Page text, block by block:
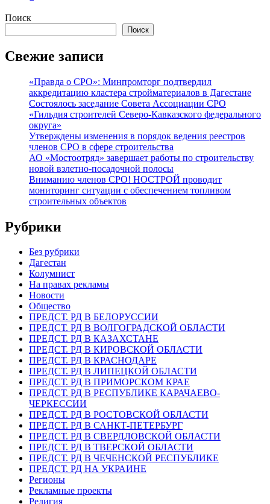
Поиск
Поиск
Свежие записи
«Правда о СРО»: Минпромторг подтвердил
аккредитацию кластера стройматериалов в Дагестане
Состоялось заседание Совета Ассоциации СРО
«Гильдия строителей Северо-Кавказского федерального
округа»
Утверждены изменения в порядок ведения реестров
членов СРО в сфере строительства
АО «Мостоотряд» завершает работы по строительству
новой взлетно-посадочной полосы
Вниманию членов СРО! НОСТРОЙ проводит
мониторинг ситуации с обеспечением топливом
строительных объектов
Рубрики
Без рубрики
Дагестан
Колумнист
На правах рекламы
Новости
Общество
ПРЕДСТ. РД В БЕЛОРУССИИ
ПРЕДСТ. РД В ВОЛГОГРАДСКОЙ ОБЛАСТИ
ПРЕДСТ. РД В КАЗАХСТАНЕ
ПРЕДСТ. РД В КИРОВСКОЙ ОБЛАСТИ
ПРЕДСТ. РД В КРАСНОДАРЕ
ПРЕДСТ. РД В ЛИПЕЦКОЙ ОБЛАСТИ
ПРЕДСТ. РД В ПРИМОРСКОМ КРАЕ
ПРЕДСТ. РД В РЕСПУБЛИКЕ КАРАЧАЕВО-
ЧЕРКЕССИИ
ПРЕДСТ. РД В РОСТОВСКОЙ ОБЛАСТИ
ПРЕДСТ. РД В САНКТ-ПЕТЕРБУРГ
ПРЕДСТ. РД В СВЕРДЛОВСКОЙ ОБЛАСТИ
ПРЕДСТ. РД В ТВЕРСКОЙ ОБЛАСТИ
ПРЕДСТ. РД В ЧЕЧЕНСКОЙ РЕСПУБЛИКЕ
ПРЕДСТ. РД НА УКРАИНЕ
Регионы
Рекламные проекты
Религия